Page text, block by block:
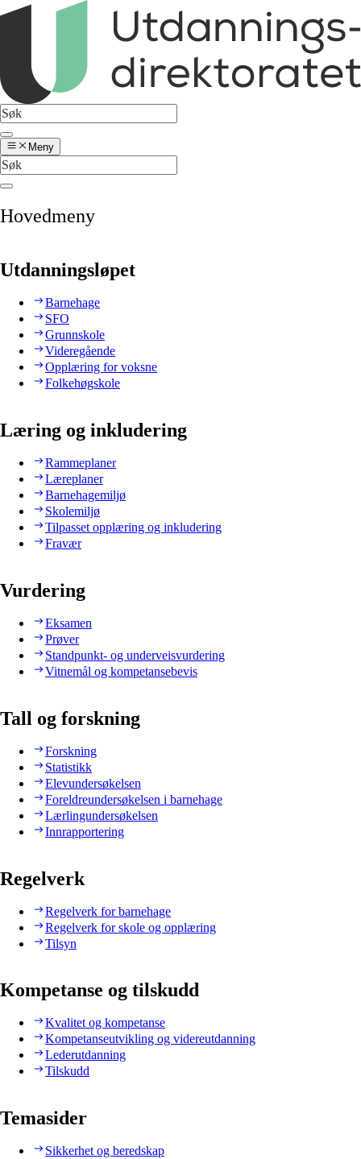
Meny
Hovedmeny
Utdanningsløpet
Barnehage
SFO
Grunnskole
Videregående
Opplæring for voksne
Folkehøgskole
Læring og inkludering
Rammeplaner
Læreplaner
Barnehagemiljø
Skolemiljø
Tilpasset opplæring og inkludering
Fravær
Vurdering
Eksamen
Prøver
Standpunkt- og underveisvurdering
Vitnemål og kompetansebevis
Tall og forskning
Forskning
Statistikk
Elevundersøkelsen
Foreldreundersøkelsen i barnehage
Lærlingundersøkelsen
Innrapportering
Regelverk
Regelverk for barnehage
Regelverk for skole og opplæring
Tilsyn
Kompetanse og tilskudd
Kvalitet og kompetanse
Kompetanseutvikling og videreutdanning
Lederutdanning
Tilskudd
Temasider
Sikkerhet og beredskap